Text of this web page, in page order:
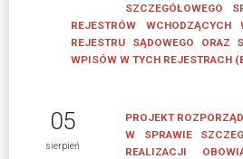
SZCZEGÓŁOWEGO
REJESTRÓW WCHODZĄCYCH
REJESTRU SĄDOWEGO ORAZ
WPISÓW W TYCH REJESTRACH
05
sierpień
PROJEKT
W SPRAWIE
REALIZACJI